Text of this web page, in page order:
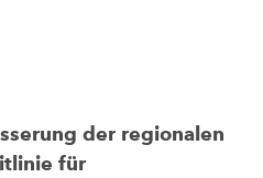
der regionalen
für